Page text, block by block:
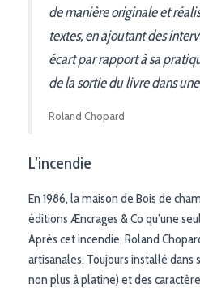
de manière originale et
textes, en ajoutant des
écart par rapport à sa
de la sortie du livre dans
Roland Chopard
L’incendie
En 1986, la maison de Bois de
éditions Æncrages & Co qu’une
Après cet incendie, Roland
artisanales. Toujours installé
non plus à platine) et des